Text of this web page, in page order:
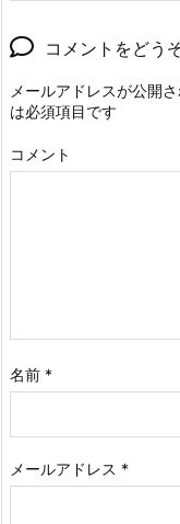
コメントをどう
メールアドレスが公開
は必須項目です
コメント
名前 *
メールアドレス *